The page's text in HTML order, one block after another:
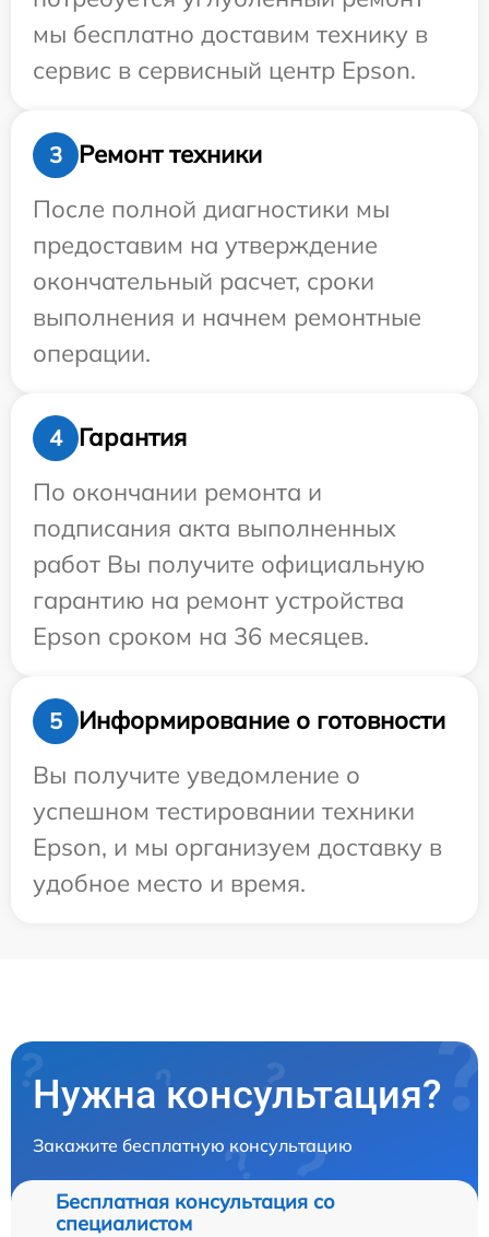
мы бесплатно доставим технику в
сервис в сервисный центр Epson.
3
Ремонт техники
После полной диагностики мы
предоставим на утверждение
окончательный расчет, сроки
выполнения и начнем ремонтные
операции.
4
Гарантия
По окончании ремонта и
подписания акта выполненных
работ Вы получите официальную
гарантию на ремонт устройства
Epson сроком на 36 месяцев.
5
Информирование о готовности
Вы получите уведомление о
успешном тестировании техники
Epson, и мы организуем доставку в
удобное место и время.
Нужна консультация?
Закажите бесплатную консультацию
Бесплатная консультация со
специалистом